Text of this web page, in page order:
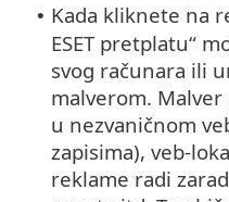
• Kada kliknete na
ESET pretplatu“
svog računara ili
malverom.
u nezvaničnom
zapisima), veb-
reklame radi